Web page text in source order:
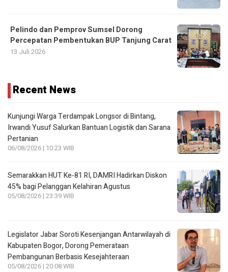
Pelindo dan Pemprov Sumsel Dorong
Percepatan Pembentukan BUP Tanjung Carat
13 Juli 2026
Recent News
Kunjungi Warga Terdampak Longsor di Bintang,
Irwandi Yusuf Salurkan Bantuan Logistik dan Sarana
Pertanian
06/08/2026 | 10:23 WIB
Semarakkan HUT Ke-81 RI, DAMRI Hadirkan Diskon
45% bagi Pelanggan Kelahiran Agustus
05/08/2026 | 23:39 WIB
Legislator Jabar Soroti Kesenjangan Antarwilayah di
Kabupaten Bogor, Dorong Pemerataan
Pembangunan Berbasis Kesejahteraan
05/08/2026 | 20:08 WIB